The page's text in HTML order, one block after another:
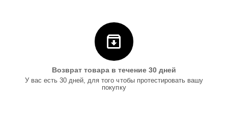
Возврат товара в течение 30 дней
У вас есть 30 дней, для того чтобы протестировать вашу
покупку